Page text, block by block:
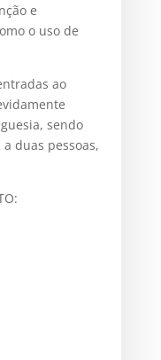
e
o uso de
ao
sendo
duas pessoas,